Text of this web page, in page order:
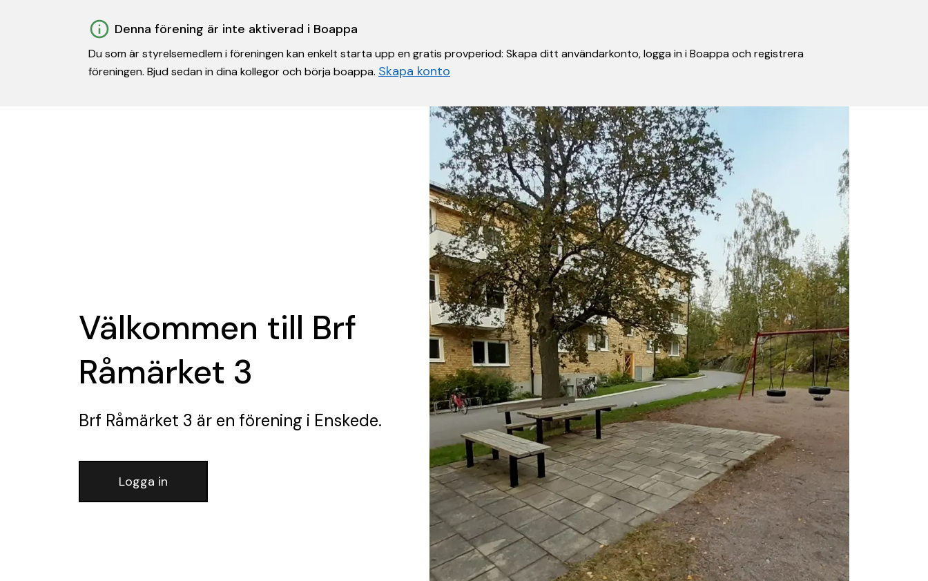
Denna förening är inte aktiverad i Boappa
Du som är styrelsemedlem i föreningen kan enkelt starta upp en gratis provperiod: Skapa ditt användarkonto, logga in i Boappa och registrera
föreningen. Bjud sedan in dina kollegor och börja boappa. Skapa konto
Välkommen till Brf
Råmärket 3
Brf Råmärket 3 är en förening i Enskede.
Logga in